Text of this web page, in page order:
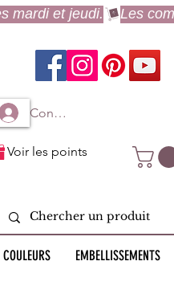
Connexion à mon compte
Voir les points
EMBELLISSEMENTS